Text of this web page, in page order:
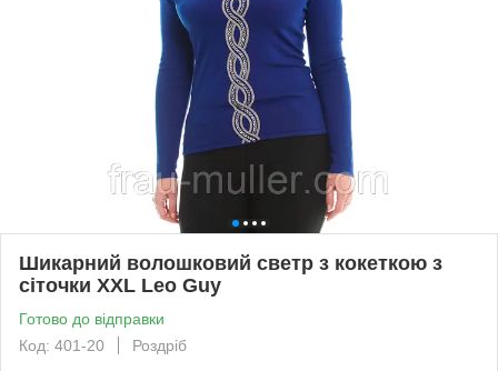
Шикарний волошковий светр з кокеткою з
сіточки XXL Leo Guy
Готово до відправки
Код: 401-20
Роздріб